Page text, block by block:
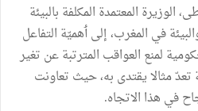
الوزيرة المعتمدة المكلفة بالبيئة
في المغرب،إلىٲهميّة التفاعل
لمنع العواقب المترتبةعن تغير
تعدّمثالايقتدى به،حيث تعاونت
في هذا الاتجاه.